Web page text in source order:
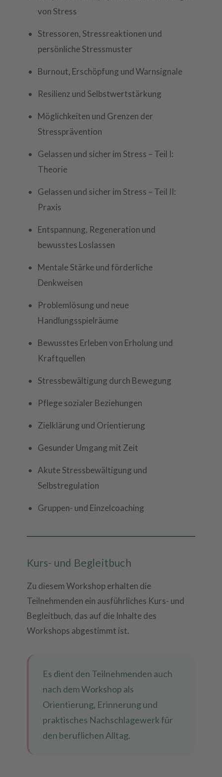
von Stress
Stressoren, Stressreaktionen und
persönliche Stressmuster
Burnout, Erschöpfung und Warnsignale
Resilienz und Selbstwertstärkung
Möglichkeiten und Grenzen der
Stressprävention
Gelassen und sicher im Stress – Teil I:
Theorie
Gelassen und sicher im Stress – Teil II:
Praxis
Entspannung, Regeneration und
bewusstes Loslassen
Mentale Stärke und förderliche
Denkweisen
Problemlösung und neue
Handlungsspielräume
Bewusstes Erleben von Erholung und
Kraftquellen
Stressbewältigung durch Bewegung
Pflege sozialer Beziehungen
Zielklärung und Orientierung
Gesunder Umgang mit Zeit
Akute Stressbewältigung und
Selbstregulation
Gruppen- und Einzelcoaching
Kurs- und Begleitbuch
Zu diesem Workshop erhalten die
Teilnehmenden ein ausführliches Kurs- und
Begleitbuch, das auf die Inhalte des
Workshops abgestimmt ist.
Es dient den Teilnehmenden auch
nach dem Workshop als
Orientierung, Erinnerung und
praktisches Nachschlagewerk für
den beruflichen Alltag.